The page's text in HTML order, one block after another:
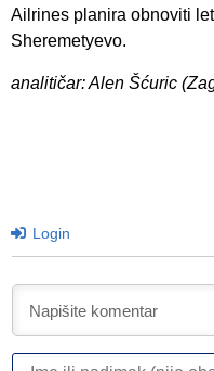
Ailrines planira obnoviti
Sheremetyevo.
analitičar: Alen Šćuric
Login